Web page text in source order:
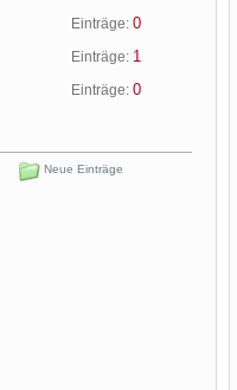
Einträge: 0
Einträge: 1
Einträge: 0
Neue Einträge